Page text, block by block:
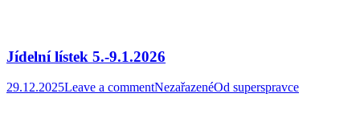
Jídelní lístek 5.-9.1.2026
29.12.2025Leave a commentNezařazenéOd superspravce